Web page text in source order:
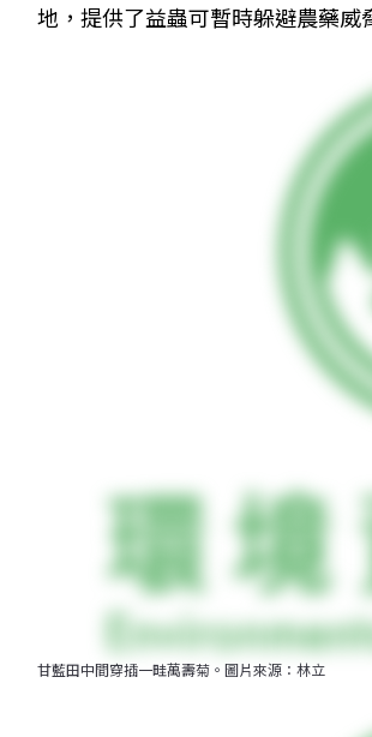
地，提供了益蟲可暫時躲避農藥威
甘藍田中間穿插一畦萬壽菊。圖片來源：林立